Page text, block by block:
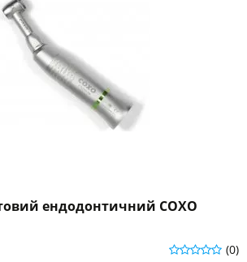
ендодонтичний COXO
(0)